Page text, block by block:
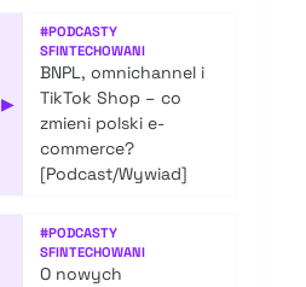
▶
#PODCASTY
SFINTECHOWANI
BNPL, omnichannel i
TikTok Shop – co
zmieni polski e-
commerce?
[Podcast/Wywiad]
#PODCASTY
SFINTECHOWANI
O nowych